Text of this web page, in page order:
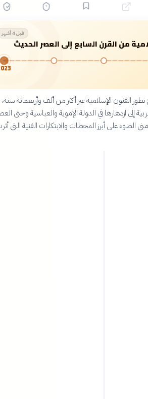
من القرن السابع إلى العصر الحديث
2023
الإسلامية عبر أكثر من ألف وأربعمائة سنة،
ازدهارها في الدولة الإموية والعباسية وحتى العصر
على أبرز المحطات والابتكارات الفنية التي أثرت